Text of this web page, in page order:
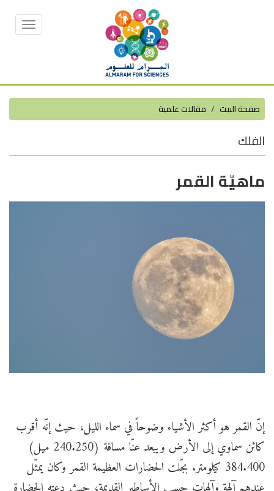
Toggle
صفحة البيت مقالات علمية
الفلك
ماهيّة القمر
إنّ القمر هو أكثر الأشياء وضوحاً في سماء الليل، حيث إنّه أقرب
كائن سماوي إلى الأرض ويبعد عنّا مسافة (240.250 ميل)
384.400 كيلومتر. بجّلت الحضارات العظيمة القمر وكان يمثّل